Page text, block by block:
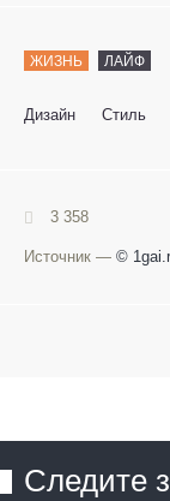
ЖИЗНЬ ЛАЙФ
Дизайн Стиль
3 358
Источник — ©
Следите